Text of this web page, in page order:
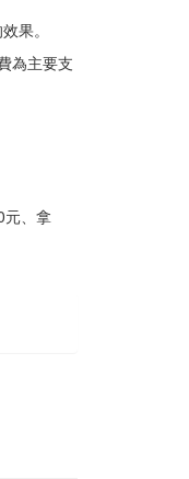
果。
為主要支
元、拿